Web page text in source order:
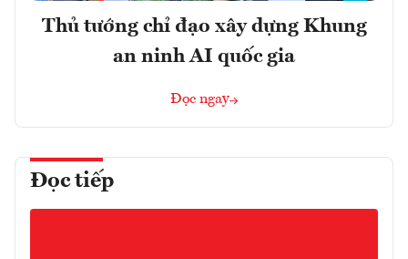
Thủ tướng chỉ đạo xây dựng Khung
an ninh AI quốc gia
Đọc ngay
Đọc tiếp